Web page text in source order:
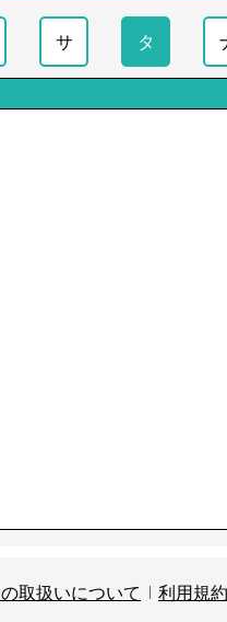
サ タ
取扱いについて 利用規約